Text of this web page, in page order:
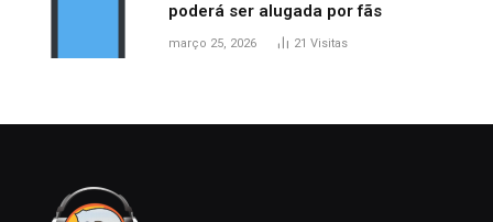
poderá ser alugada por fãs
março 25, 2026 21 Visitas